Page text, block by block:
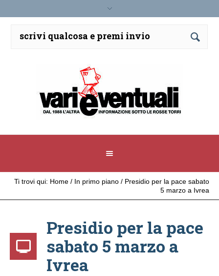
Ti trovi qui: Home / In primo piano / Presidio per la pace sabato
5 marzo a Ivrea
Presidio per la pace
sabato 5 marzo a
Ivrea